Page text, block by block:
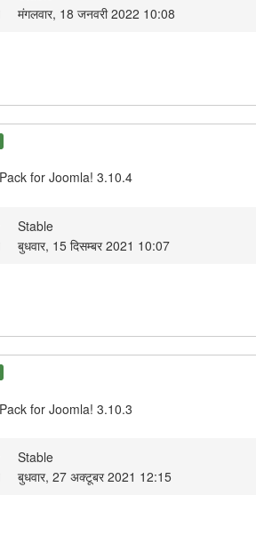
मंगलवार, 18 जनवरी 2022 10:08
for Joomla! 3.10.4
Stable
बुधवार, 15 दिसम्बर 2021 10:07
for Joomla! 3.10.3
Stable
बुधवार, 27 अक्टूबर 2021 12:15